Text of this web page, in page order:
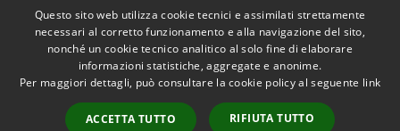
Accessibilità
Copyright © 2026 • Comune di
Cencenighe Agordino •
Powered byMunicipium
Questo sito web utilizza cookie tecnici e assimilati strettamente
necessari al corretto funzionamento e alla navigazione del sito,
nonché un cookie tecnico analitico al solo fine di elaborare
informazioni statistiche, aggregate e anonime.
Per maggiori dettagli, può consultare la cookie policy al seguente link
ACCETTA TUTTO RIFIUTA TUTTO